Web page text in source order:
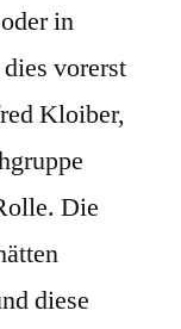
in
vorerst
Kloiber,
Die
diese